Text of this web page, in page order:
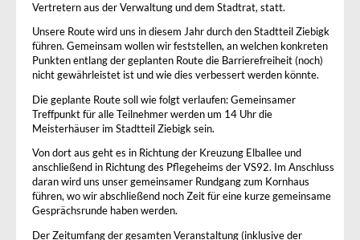
Vertretern aus der Verwaltung und dem Stadtrat, statt.
Unsere Route wird uns in diesem Jahr durch den Stadtteil Ziebigk
führen. Gemeinsam wollen wir feststellen, an welchen konkreten
Punkten entlang der geplanten Route die Barrierefreiheit (noch)
nicht gewährleistet ist und wie dies verbessert werden könnte.
Die geplante Route soll wie folgt verlaufen: Gemeinsamer
Treffpunkt für alle Teilnehmer werden um 14 Uhr die
Meisterhäuser im Stadtteil Ziebigk sein.
Von dort aus geht es in Richtung der Kreuzung Elballee und
anschließend in Richtung des Pflegeheims der VS92. Im Anschluss
daran wird uns unser gemeinsamer Rundgang zum Kornhaus
führen, wo wir abschließend noch Zeit für eine kurze gemeinsame
Gesprächsrunde haben werden.
Der Zeitumfang der gesamten Veranstaltung (inklusive der